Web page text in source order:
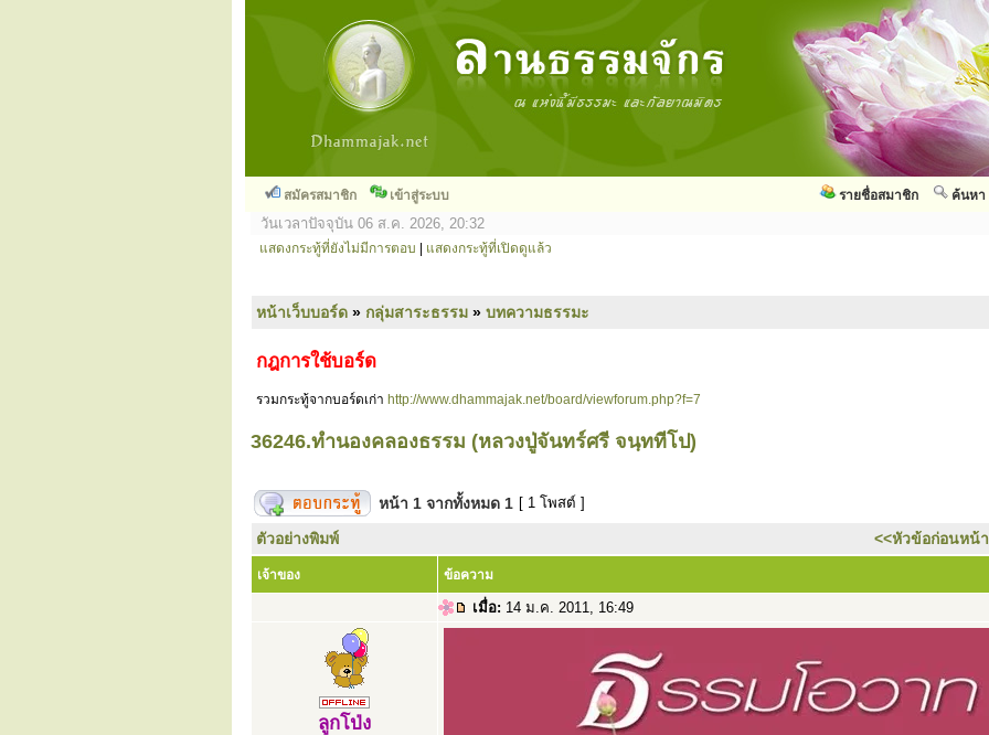
สมัครสมาชิก เข้าสู่ระบบ ค้นหา
รายชื่อสมาชิก
วันเวลาปัจจุบัน 06 ส.ค. 2026, 20:32
แสดงกระทู้ที่ยังไม่มีการตอบ แสดงกระทู้ที่เปิดดูแล้ว
หน้าเว็บบอร์ด » กลุ่มสาระธรรม » บทความธรรมะ
กฎการใช้บอร์ด
รวมกระทู้จากบอร์ดเก่า http://www.dhammajak.net/board/viewforum.php?f=7
36246.ทำนองคลองธรรม (หลวงปู่จันทร์ศรี จนฺททีโป)
หน้า 1 จากทั้งหมด 1 [ 1 โพสต์ ]
ตัวอย่างพิมพ์ <<หัวข้อก่อนหน้า
เจ้าของ ข้อความ
เมื่อ: 14 ม.ค. 2011, 16:49
ลูกโป่ง